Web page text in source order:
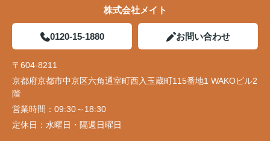
株式会社メイト
0120-15-1880 お問い合わせ
〒604-8211
京都府京都市中京区六角通室町西入玉蔵町115番地1 WAKOビル2
階
営業時間： 09:30～18:30
定休日： 水曜日・隔週日曜日